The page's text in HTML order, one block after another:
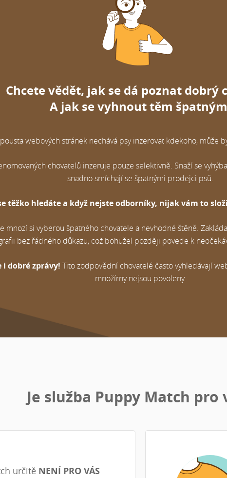
Chcete vědět, jak se dá poznat dobrý
A jak se vyhnout těm
webových stránek nechává psy inzerovat kdekoho, může
chovatelů inzeruje pouze selektivně. Snaží se
snadno smíchají se špatnými prodejci psů.
těžko hledáte a když nejste odborníky, nijak vám to
mnozí si vyberou špatného chovatele a nevhodné štěně.
bez řádného důkazu, což bohužel později povede k
i dobré zprávy! Tito zodpovědní chovatelé často vyhledávají
množírny nejsou povoleny.
Je služba Puppy Match pro
určitě NENÍ PRO VÁS